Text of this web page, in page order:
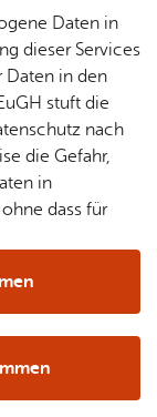
Fa­mi­lie
& Kin­
der
Se­nio­
ren
Woh­
nen
re­frei
Pfle­ge
& Un­
ter­stüt­
zung
Daten in
dieser Services
Daten in den
stuft die
nach
die Gefahr,
in
dass für